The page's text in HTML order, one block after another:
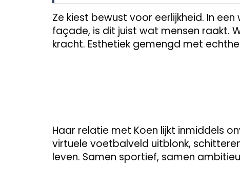
Ze kiest bewust voor eerlijkheid. In
façade, is dit juist wat mensen raakt.
kracht. Esthetiek gemengd met
Haar relatie met Koen lijkt inmiddels
virtuele voetbalveld uitblonk,
leven. Samen sportief, samen